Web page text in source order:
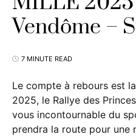
Vendôme –
7 MINUTE READ
Le compte à rebours est
2025, le Rallye des
vous incontournable du
prendra la route pour une